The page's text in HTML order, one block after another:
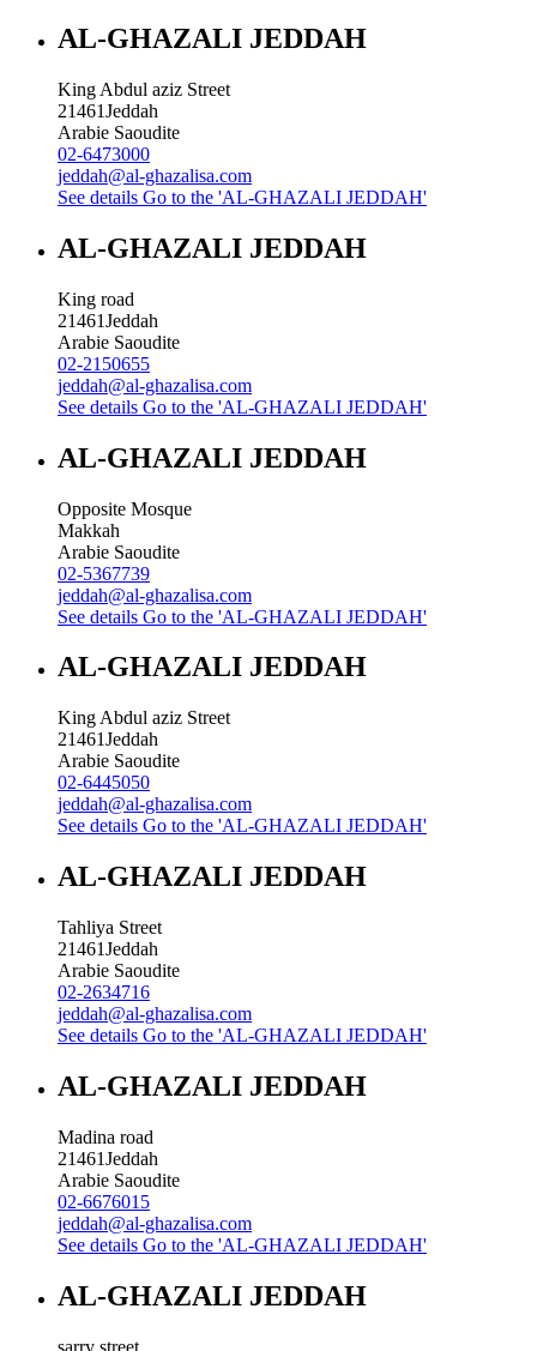
AL-GHAZALI JEDDAH
King Abdul aziz Street
21461Jeddah
Arabie Saoudite
02-6473000
jeddah@al-ghazalisa.com
See details Go to the 'AL-GHAZALI JEDDAH'
AL-GHAZALI JEDDAH
King road
21461Jeddah
Arabie Saoudite
02-2150655
jeddah@al-ghazalisa.com
See details Go to the 'AL-GHAZALI JEDDAH'
AL-GHAZALI JEDDAH
Opposite Mosque
Makkah
Arabie Saoudite
02-5367739
jeddah@al-ghazalisa.com
See details Go to the 'AL-GHAZALI JEDDAH'
AL-GHAZALI JEDDAH
King Abdul aziz Street
21461Jeddah
Arabie Saoudite
02-6445050
jeddah@al-ghazalisa.com
See details Go to the 'AL-GHAZALI JEDDAH'
AL-GHAZALI JEDDAH
Tahliya Street
21461Jeddah
Arabie Saoudite
02-2634716
jeddah@al-ghazalisa.com
See details Go to the 'AL-GHAZALI JEDDAH'
AL-GHAZALI JEDDAH
Madina road
21461Jeddah
Arabie Saoudite
02-6676015
jeddah@al-ghazalisa.com
See details Go to the 'AL-GHAZALI JEDDAH'
AL-GHAZALI JEDDAH
sarry street